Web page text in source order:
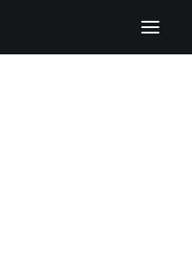
para
en encofrados:
para encofrados